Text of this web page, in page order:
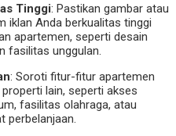
Tinggi: Pastikan gambar atau
iklan Anda berkualitas tinggi
apartemen, seperti desain
fasilitas unggulan.
: Soroti fitur-fitur apartemen
lain, seperti akses
fasilitas olahraga, atau
perbelanjaan.